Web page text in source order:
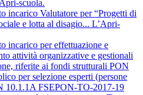
scuola.
incarico Valutatore per “Progetti di
e lotta al disagio... L’Apri-
incarico per effettuazione e
attività organizzative e gestionali
riferite ai fondi strutturali PON
per selezione esperti (persone
10.1.1A FSEPON-TO-2017-19